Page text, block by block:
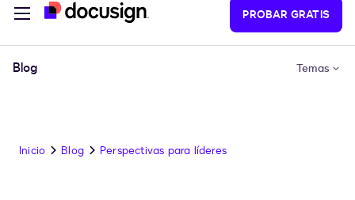
PROBAR GRATIS
Blog Temas
Inicio Blog Perspectivas para líderes